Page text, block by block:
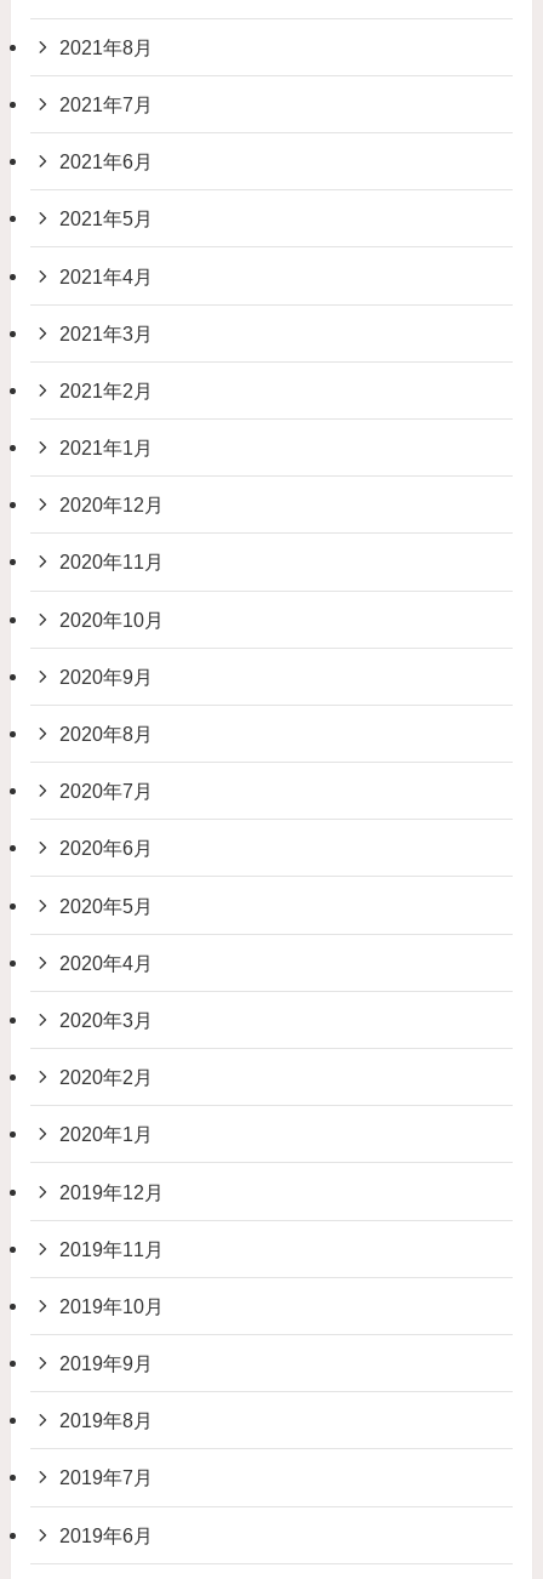
2021年8月
2021年7月
2021年6月
2021年5月
2021年4月
2021年3月
2021年2月
2021年1月
2020年12月
2020年11月
2020年10月
2020年9月
2020年8月
2020年7月
2020年6月
2020年5月
2020年4月
2020年3月
2020年2月
2020年1月
2019年12月
2019年11月
2019年10月
2019年9月
2019年8月
2019年7月
2019年6月